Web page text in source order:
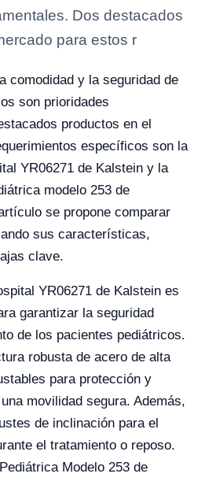
Dos destacados
para estos r
comodidad y la seguridad de
son prioridades
productos en el
específicos son la
YR06271 de Kalstein y la
modelo 253 de
se propone comparar
sus características,
clave.
YR06271 de Kalstein es
garantizar la seguridad
de los pacientes pediátricos.
robusta de acero de alta
para protección y
movilidad segura. Además,
de inclinación para el
el tratamiento o reposo.
Modelo 253 de